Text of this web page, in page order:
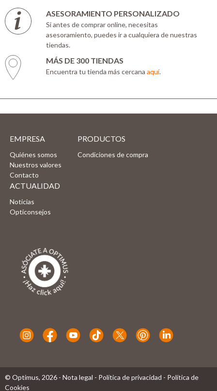
ASESORAMIENTO PERSONALIZADO
Si antes de comprar online, necesitas
asesoramiento, puedes ir a cualquiera de nuestras
tiendas.
MÁS DE 300 TIENDAS
Encuentra tu tienda más cercana aquí.
EMPRESA
Quiénes somos
Nuestros valores
Contacto
PRODUCTOS
Condiciones de compra
ACTUALIDAD
Noticias
Opticonsejos
© Optimus, 2026 - Nota legal - Política de privacidad - Política de
Cookies